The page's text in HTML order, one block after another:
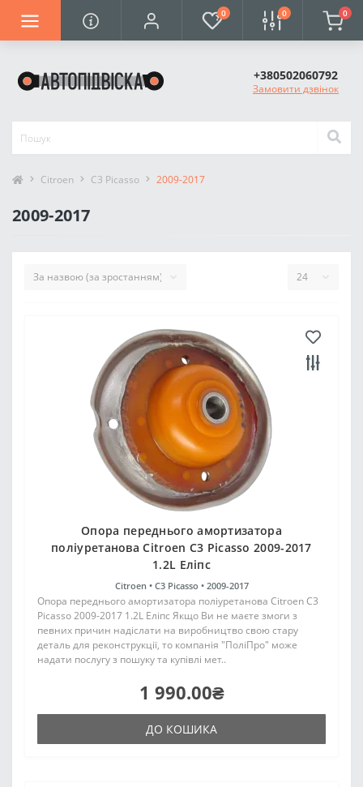
0 0 0
+380502060792
Замовити дзвінок
Citroen C3 Picasso 2009-2017
2009-2017
Опора переднього амортизатора
поліуретанова Citroen C3 Picasso 2009-2017
1.2L Еліпс
Citroen • C3 Picasso • 2009-2017
Опора переднього амортизатора поліуретанова Citroen C3
Picasso 2009-2017 1.2L Еліпс Якщо Ви не маєте змоги з
певних причин надіслати на виробництво свою стару
деталь для реконструкції, то компанія "ПоліПро" може
надати послугу з пошуку та купівлі мет..
1 990.00₴
ДО КОШИКА